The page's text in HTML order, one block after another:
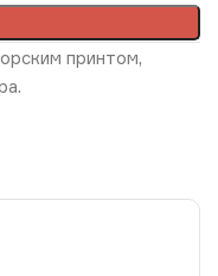
принтом,